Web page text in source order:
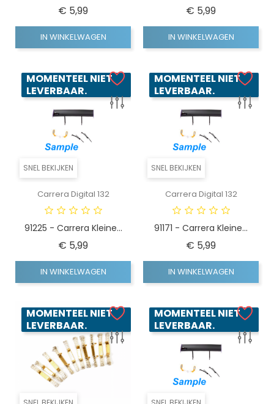
€ 5,99Prijs
IN WINKELWAGEN
€ 5,99Prijs
IN WINKELWAGEN
SNEL BEKIJKEN
MOMENTEEL NIET
LEVERBAAR.
Carrera Digital 132
91225 - Carrera Kleine...
€ 5,99Prijs
IN WINKELWAGEN
SNEL BEKIJKEN
MOMENTEEL NIET
LEVERBAAR.
Carrera Digital 132
91171 - Carrera Kleine...
€ 5,99Prijs
IN WINKELWAGEN
MOMENTEEL NIET
LEVERBAAR.
MOMENTEEL NIET
LEVERBAAR.